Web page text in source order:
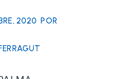
2020 POR